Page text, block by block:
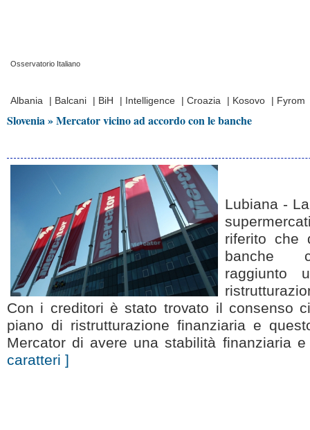
Osservatorio Italiano
Albania
| Balcani | BiH | Intelligence | Croazia | Kosovo | Fyrom
Slovenia » Mercator vicino ad accordo con le banche
Lubiana -
riferito che
banche
raggiunto
Con i creditori è stato trovato il consenso
piano di ristrutturazione finanziaria e
Mercator di avere una stabilità finanziaria
caratteri ]